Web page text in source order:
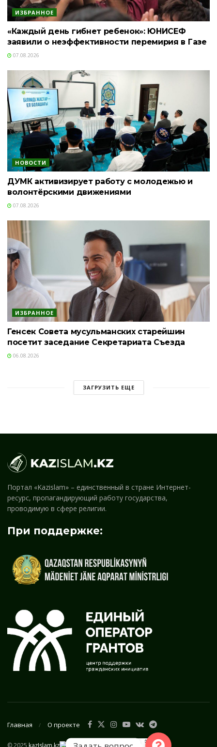
ИЗБРАННОЕ
«Каждый день гибнет ребенок»: ЮНИСЕФ
заявили о неэффективности перемирия в Газе
07.08.2026
НОВОСТИ
ДУМК активизирует работу с молодежью и
волонтёрскими движениями
07.08.2026
ИЗБРАННОЕ
Генсек Совета мусульманских старейшин
посетит заседание Секретариата Съезда
06.08.2026
ЗАГРУЗИТЬ ЕЩЕ
Портал «Kazislam» – единственный в стране Интернет-
ресурс, пропагандирующий работу государства,
проводимую в сфере религии.
При поддержке:
Главная О проекте
© 2025 kazIslam.kz